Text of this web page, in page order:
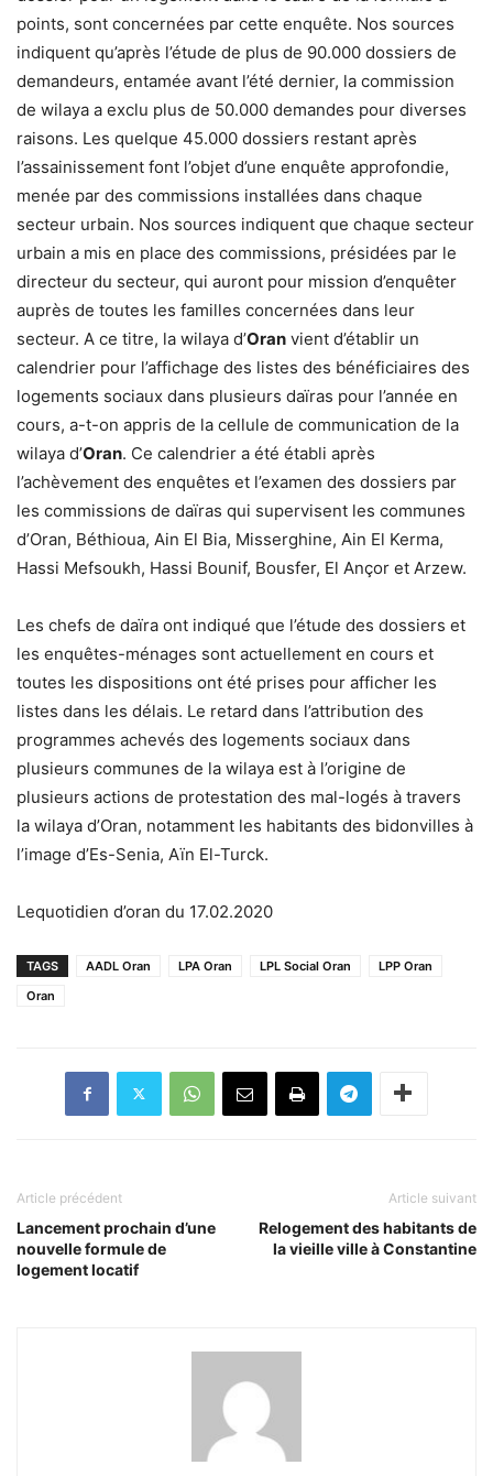
points, sont concernées par cette enquête. Nos sources
indiquent qu’après l’étude de plus de 90.000 dossiers de
demandeurs, entamée avant l’été dernier, la commission
de wilaya a exclu plus de 50.000 demandes pour diverses
raisons. Les quelque 45.000 dossiers restant après
l’assainissement font l’objet d’une enquête approfondie,
menée par des commissions installées dans chaque
secteur urbain. Nos sources indiquent que chaque secteur
urbain a mis en place des commissions, présidées par le
directeur du secteur, qui auront pour mission d’enquêter
auprès de toutes les familles concernées dans leur
secteur. A ce titre, la wilaya d’Oran vient d’établir un
calendrier pour l’affichage des listes des bénéficiaires des
logements sociaux dans plusieurs daïras pour l’année en
cours, a-t-on appris de la cellule de communication de la
wilaya d’Oran. Ce calendrier a été établi après
l’achèvement des enquêtes et l’examen des dossiers par
les commissions de daïras qui supervisent les communes
d’Oran, Béthioua, Ain El Bia, Misserghine, Ain El Kerma,
Hassi Mefsoukh, Hassi Bounif, Bousfer, El Ançor et Arzew.
Les chefs de daïra ont indiqué que l’étude des dossiers et
les enquêtes-ménages sont actuellement en cours et
toutes les dispositions ont été prises pour afficher les
listes dans les délais. Le retard dans l’attribution des
programmes achevés des logements sociaux dans
plusieurs communes de la wilaya est à l’origine de
plusieurs actions de protestation des mal-logés à travers
la wilaya d’Oran, notamment les habitants des bidonvilles à
l’image d’Es-Senia, Aïn El-Turck.
Lequotidien d’oran du 17.02.2020
TAGS AADL Oran LPA Oran LPL Social Oran
LPP Oran
Oran
Article précédent
Lancement prochain d’une
nouvelle formule de
logement locatif
Article suivant
Relogement des habitants de
la vieille ville à Constantine